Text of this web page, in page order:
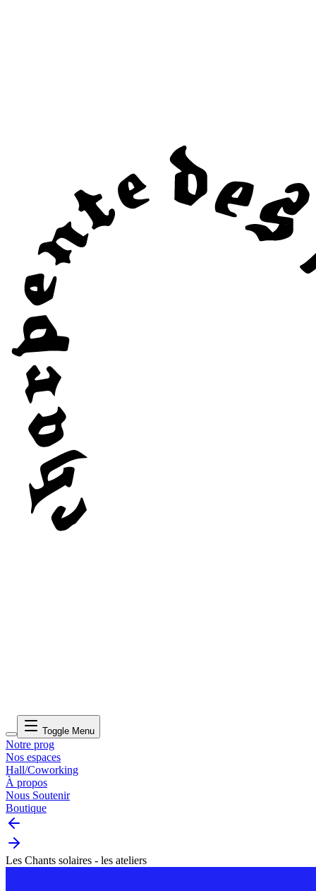
Toggle Menu
Notre prog
Nos espaces
Hall/Coworking
À propos
Nous Soutenir
Boutique
Les Chants solaires - les ateliers